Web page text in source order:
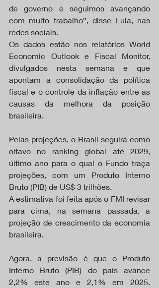
de governo e seguimos avançando
com muito trabalho”, disse Lula, nas
redes sociais.
Os dados estão nos relatórios World
Economic Outlook e Fiscal Monitor,
divulgados nesta semana e que
apontam a consolidação da política
fiscal e o controle da inflação entre as
causas da melhora da posição
brasileira.
Pelas projeções, o Brasil seguirá como
oitavo no ranking global até 2029,
último ano para o qual o Fundo traça
projeções, com um Produto Interno
Bruto (PIB) de US$ 3 trilhões.
A estimativa foi feita após o FMI revisar
para cima, na semana passada, a
projeção de crescimento da economia
brasileira.
Agora, a previsão é que o Produto
Interno Bruto (PIB) do país avance
2,2% este ano e 2,1% em 2025.